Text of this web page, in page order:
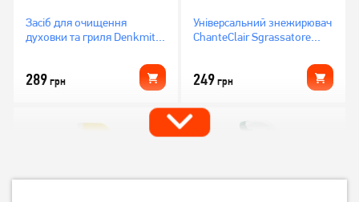
Засіб для очищення
духовки та гриля Denkmit
289грн
Універсальний знежирювач
ChanteClair Sgrassatore
249грн